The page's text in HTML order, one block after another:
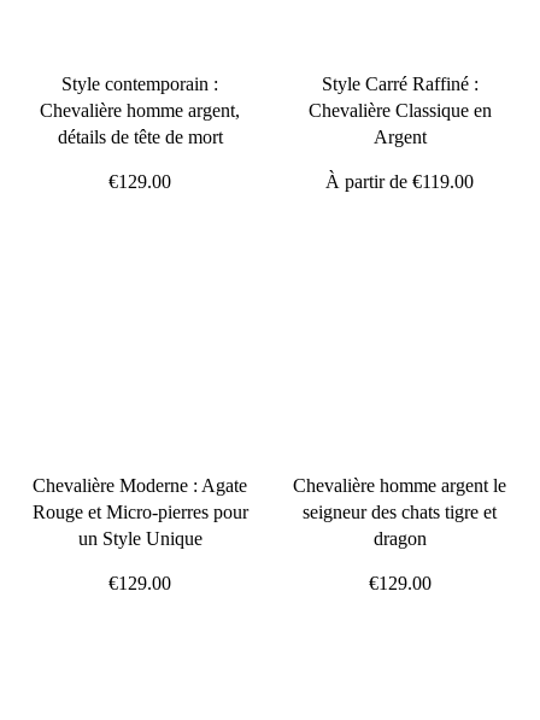
Style contemporain :
Chevalière homme argent,
détails de tête de mort
€129.00
Style Carré Raffiné :
Chevalière Classique en
Argent
À partir de€119.00
Chevalière Moderne : Agate
Rouge et Micro-pierres pour
un Style Unique
€129.00
Chevalière homme argent le
seigneur des chats tigre et
dragon
€129.00